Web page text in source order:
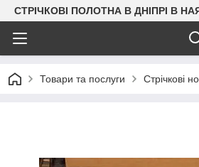
СТРІЧКОВІ ПОЛОТНА В ДНІПРІ В
Товари та послуги Стрічкові